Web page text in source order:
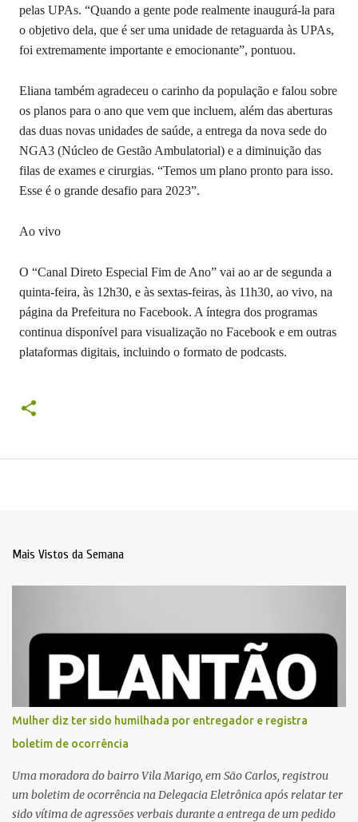
pelas UPAs. “Quando a gente pode realmente inaugurá-la para
o objetivo dela, que é ser uma unidade de retaguarda às UPAs,
foi extremamente importante e emocionante”, pontuou.
Eliana também agradeceu o carinho da população e falou sobre
os planos para o ano que vem que incluem, além das aberturas
das duas novas unidades de saúde, a entrega da nova sede do
NGA3 (Núcleo de Gestão Ambulatorial) e a diminuição das
filas de exames e cirurgias. “Temos um plano pronto para isso.
Esse é o grande desafio para 2023”.
Ao vivo
O “Canal Direto Especial Fim de Ano” vai ao ar de segunda a
quinta-feira, às 12h30, e às sextas-feiras, às 11h30, ao vivo, na
página da Prefeitura no Facebook. A íntegra dos programas
continua disponível para visualização no Facebook e em outras
plataformas digitais, incluindo o formato de podcasts.
Mais Vistos da Semana
Mulher diz ter sido humilhada por entregador e registra
boletim de ocorrência
Uma moradora do bairro Vila Marigo, em São Carlos, registrou
um boletim de ocorrência na Delegacia Eletrônica após relatar ter
sido vítima de agressões verbais durante a entrega de um pedido